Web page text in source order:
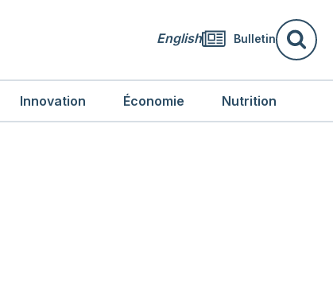
English Bulletin
Innovation Économie Nutrition